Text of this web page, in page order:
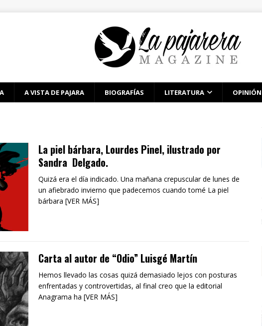
A VISTA DE PAJARA BIOGRAFÍAS LITERATURA OPINIÓN
La piel bárbara, Lourdes Pinel, ilustrado por
Sandra Delgado.
Quizá era el día indicado. Una mañana crepuscular de lunes de
un afiebrado invierno que padecemos cuando tomé La piel
bárbara [VER MÁS]
Carta al autor de “Odio” Luisgé Martín
Hemos llevado las cosas quizá demasiado lejos con posturas
enfrentadas y controvertidas, al final creo que la editorial
Anagrama ha [VER MÁS]